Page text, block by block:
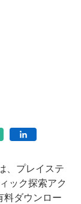
、プレイステ
ック探索アク
料ダウンロー